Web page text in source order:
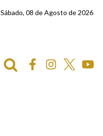
Sábado, 08 de Agosto de 2026